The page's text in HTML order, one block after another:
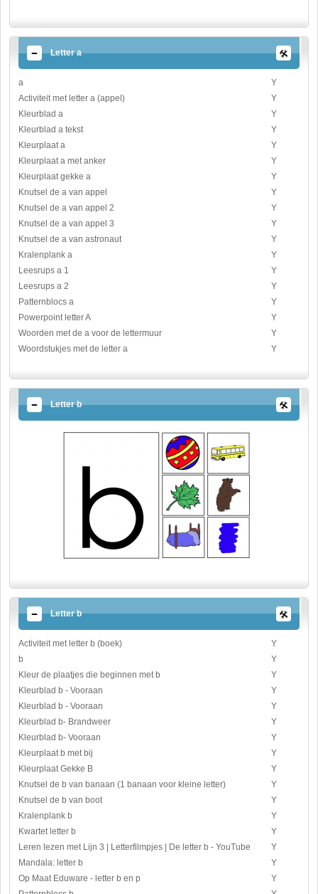
Letter a
a
Y
Activiteit met letter a (appel)
Y
Kleurblad a
Y
Kleurblad a tekst
Y
Kleurplaat a
Y
Kleurplaat a met anker
Y
Kleurplaat gekke a
Y
Knutsel de a van appel
Y
Knutsel de a van appel 2
Y
Knutsel de a van appel 3
Y
Knutsel de a van astronaut
Y
Kralenplank a
Y
Leesrups a 1
Y
Leesrups a 2
Y
Patternblocs a
Y
Powerpoint letter A
Y
Woorden met de a voor de lettermuur
Y
Woordstukjes met de letter a
Y
Letter b
Letter b
Activiteit met letter b (boek)
Y
b
Y
Kleur de plaatjes die beginnen met b
Y
Kleurblad b - Vooraan
Y
Kleurblad b - Vooraan
Y
Kleurblad b- Brandweer
Y
Kleurblad b- Vooraan
Y
Kleurplaat b met bij
Y
Kleurplaat Gekke B
Y
Knutsel de b van banaan (1 banaan voor kleine letter)
Y
Knutsel de b van boot
Y
Kralenplank b
Y
Kwartet letter b
Y
Leren lezen met Lijn 3 | Letterfilmpjes | De letter b - YouTube
Y
Mandala: letter b
Y
Op Maat Eduware - letter b en p
Y